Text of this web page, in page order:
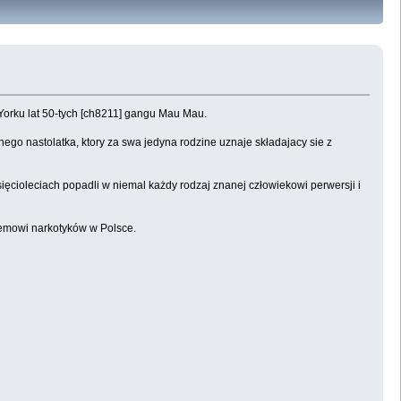
lat 50-tych [ch8211] gangu Mau Mau.
nastolatka, ktory za swa jedyna rodzine uznaje składajacy sie z
popadli w niemal każdy rodzaj znanej człowiekowi perwersji i
narkotyków w Polsce.